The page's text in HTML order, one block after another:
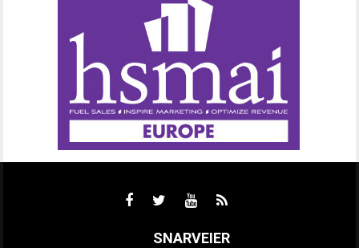
SNARVEIER